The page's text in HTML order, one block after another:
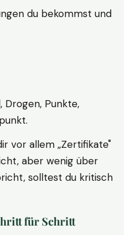
du bekommst und
Drogen, Punkte,
vor allem „Zertifikate"
aber wenig über
solltest du kritisch
für Schritt